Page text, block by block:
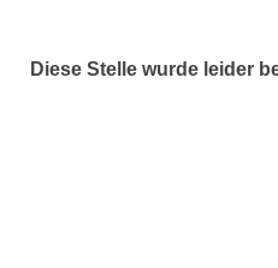
Diese Stelle wurde leider